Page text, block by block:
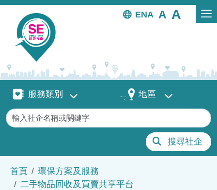
移至主內容
EN
服務類別服務類別 地區 地區
關鍵字
搜尋社企
首頁
環保方案及服務
二手物品回收及買賣共享平台